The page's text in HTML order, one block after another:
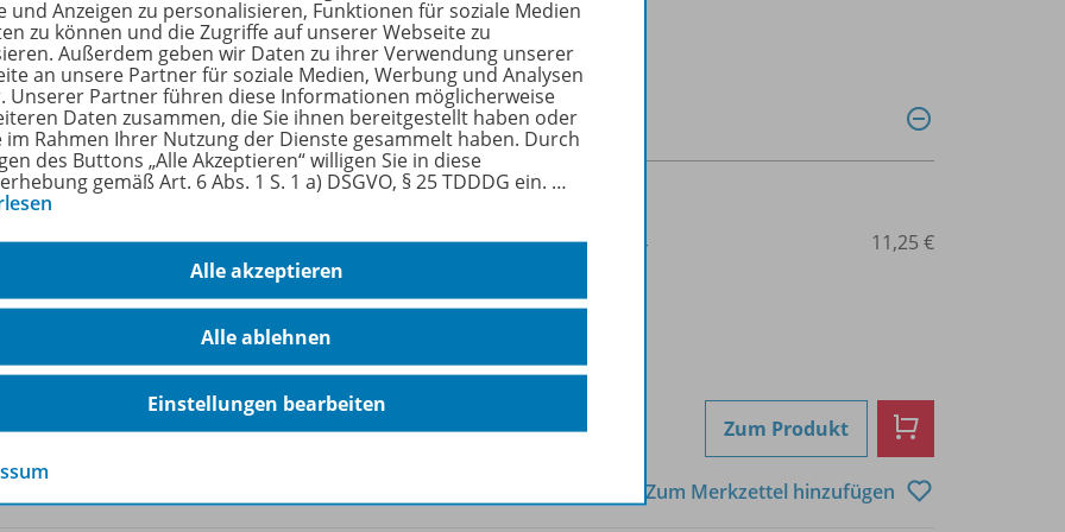
Sie mehr über die Reihe
Produkte
Aktuelle Ausgabe für Niedersachsen
Arbeitsheft mit Lösungen 6
Lieferbar
Ergänzende Digitalprodukte erhältlich
978-3-14-109213-4 11,25 €
Zum Produkt
Zum Merkzettel hinzufügen
und Anzeigen zu personalisieren, Funktionen für soziale Medien
zu können und die Zugriffe auf unserer Webseite zu
Außerdem geben wir Daten zu ihrer Verwendung unserer
an unsere Partner für soziale Medien, Werbung und Analysen
Unserer Partner führen diese Informationen möglicherweise
Daten zusammen, die Sie ihnen bereitgestellt haben oder
im Rahmen Ihrer Nutzung der Dienste gesammelt haben. Durch
des Buttons „Alle Akzeptieren“ willigen Sie in diese
gemäß Art. 6 Abs. 1 S. 1 a) DSGVO, § 25 TDDDG ein. …
Alle akzeptieren
Alle ablehnen
Einstellungen bearbeiten